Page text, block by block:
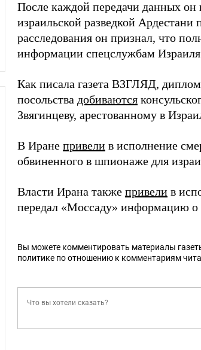
После каждой передачи данных он
израильской разведкой
расследования он признал, что
информации спецслужбам
Как писала газета ВЗГЛЯД,
посольства добиваются
Звягинцеву, арестованному в
В Иране привели в исполнение
обвиненного в шпионаже для
Власти Ирана также привели в
передал «Моссаду» информацию о
Вы можете комментировать материалы
политике по отношению к комментариям